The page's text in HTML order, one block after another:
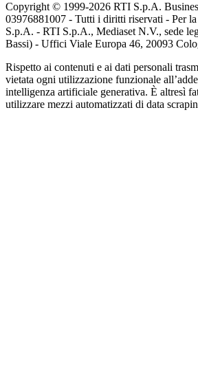
Copyright © 1999-2026 RTI S.p.A.
03976881007 - Tutti i diritti riservati - Per
S.p.A. - RTI S.p.A., Mediaset N.V., sede
Bassi) - Uffici Viale Europa 46, 20093
Rispetto ai contenuti e ai dati personali
vietata ogni utilizzazione funzionale
intelligenza artificiale generativa. È altresì
utilizzare mezzi automatizzati di data